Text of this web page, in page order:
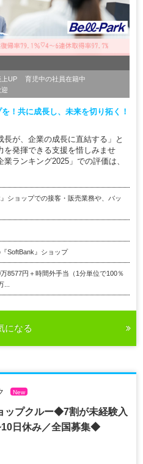
UP
育児中の社員在籍中
！共に成長し、未来を切り拓く！
が、企業の成長に直結する」と
を発揮できる支援を惜しみませ
ランキング2025」での評価は、
ショップでの接客・販売業務や、バッ
SoftBank』ショップ
8577円＋時間外手当（1分単位で100％
になる
New
ップクルー◆7割が未経験入
日休み／全国募集◆